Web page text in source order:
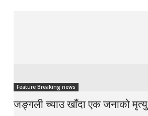
Feature Breaking news
जङ्गली च्याउ खाँदा एक जनाको मृत्यु